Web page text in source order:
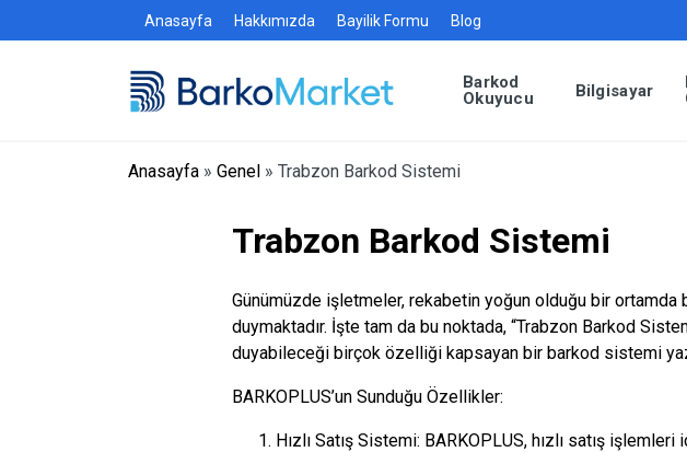
Anasayfa Hakkımızda Bayilik Formu Blog
Barkod
Okuyucu
Bilgisayar
Anasayfa » Genel » Trabzon Barkod Sistemi
Trabzon Barkod Sistemi
Günümüzde işletmeler, rekabetin yoğun olduğu bir
duymaktadır. İşte tam da bu noktada, “Trabzon Barkod
duyabileceği birçok özelliği kapsayan bir barkod sistemi
BARKOPLUS’un Sunduğu Özellikler:
Hızlı Satış Sistemi: BARKOPLUS, hızlı satış